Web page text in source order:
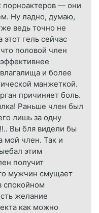
порноактеров — они
Ну ладно, думаю,
ведь точно не
гель сейчас
половой член
и более
манжеткой.
причиняет боль.
Раньше член был
лишь за одну
Вы бля видели бы
мой член. Так и
этим
получит
мужчин смущает
спокойном
желание
как можно